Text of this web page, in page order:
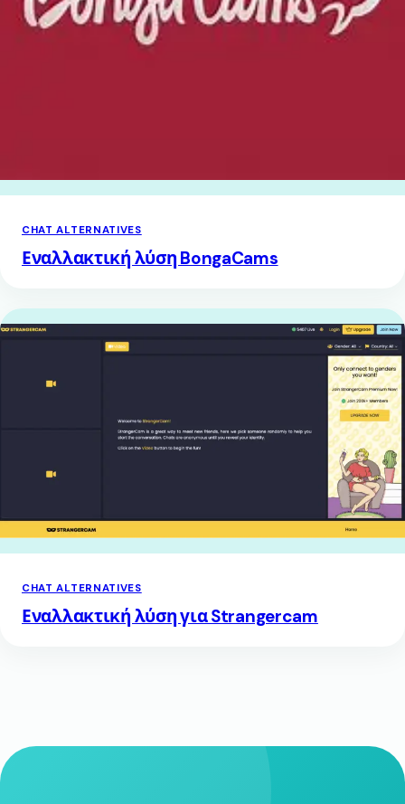
CHAT ALTERNATIVES
Εναλλακτική λύση BongaCams
CHAT ALTERNATIVES
Εναλλακτική λύση για Strangercam